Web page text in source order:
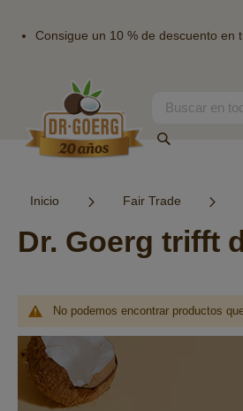
Consigue un 10 % de descuento en
contenido
Search
Inicio Fair Trade
Dr. Goerg trifft
No podemos encontrar productos
Boletín
noticias